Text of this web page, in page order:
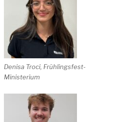
Denisa Troci, Frühlingsfest-
Ministerium